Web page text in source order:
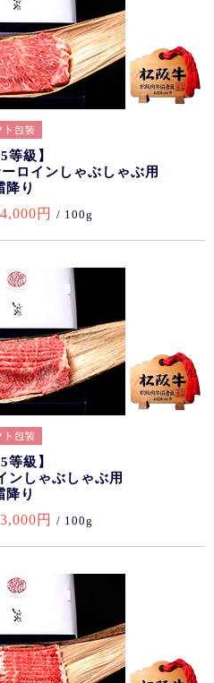
等級】
ロインしゃぶしゃぶ用
降り
4,000円 / 100g
等級】
ンしゃぶしゃぶ用
降り
3,000円 / 100g